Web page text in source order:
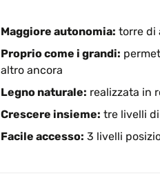
Maggiore autonomia: torre di
Proprio come i grandi:
altro ancora
Legno naturale: realizzata in
Crescere insieme: tre livelli
Facile accesso: 3 livelli